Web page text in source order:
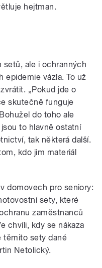
hejtman.
ale i ochranných
epidemie vázla. To už
„Pokud jde o
skutečně funguje
do toho ale
to hlavně ostatní
tak některá další.
kdo jim materiál
domovech pro seniory:
sety, které
zaměstnanců
chvíli, kdy se nákaza
těmito sety dané
Netolický.